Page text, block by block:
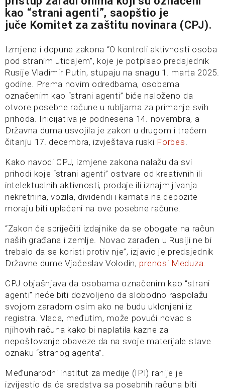
kao “strani agenti”, saopštio je
juče Komitet za zaštitu novinara (CPJ).
Izmjene i dopune zakona “O kontroli aktivnosti osoba
pod stranim uticajem”, koje je potpisao predsjednik
Rusije Vladimir Putin, stupaju na snagu 1. marta 2025.
godine. Prema novim odredbama, osobama
označenim kao “strani agenti” biće naloženo da
otvore posebne račune u rubljama za primanje svih
prihoda. Inicijativa je podnesena 14. novembra, a
Državna duma usvojila je zakon u drugom i trećem
čitanju 17. decembra, izvještava ruski Forbes.
Kako navodi CPJ, izmjene zakona nalažu da svi
prihodi koje “strani agenti” ostvare od kreativnih ili
intelektualnih aktivnosti, prodaje ili iznajmljivanja
nekretnina, vozila, dividendi i kamata na depozite
moraju biti uplaćeni na ove posebne račune.
“Zakon će spriječiti izdajnike da se obogate na račun
naših građana i zemlje. Novac zarađen u Rusiji ne bi
trebalo da se koristi protiv nje”, izjavio je predsjednik
Državne dume Vjačeslav Volodin, prenosi Meduza.
CPJ objašnjava da osobama označenim kao “strani
agenti” neće biti dozvoljeno da slobodno raspolažu
svojom zaradom osim ako ne budu uklonjeni iz
registra. Vlada, međutim, može povući novac s
njihovih računa kako bi naplatila kazne za
nepoštovanje obaveze da na svoje materijale stave
oznaku “stranog agenta”.
Međunarodni institut za medije (IPI) ranije je
izvijestio da će sredstva sa posebnih računa biti